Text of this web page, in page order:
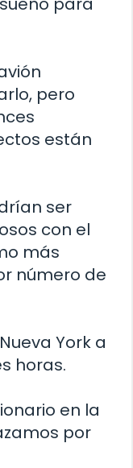
pero
están
ser
con el
más
número de
York a
horas.
en la
por